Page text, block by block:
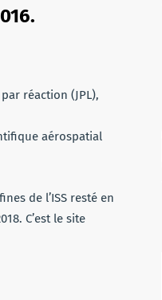
réaction (JPL),
aérospatial
de l’ISS resté en
C’est le site